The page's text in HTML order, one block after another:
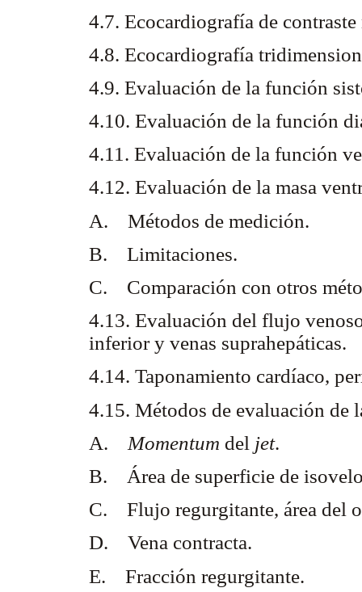
4.7. Ecocardiografía de
4.8. Ecocardiografía
4.9. Evaluación de la función
4.10. Evaluación de la función
4.11. Evaluación de la función
4.12. Evaluación de la masa
A. Métodos de medición.
B. Limitaciones.
C. Comparación con otros
4.13. Evaluación del flujo
inferior y venas suprahepáticas.
4.14. Taponamiento cardíaco,
4.15. Métodos de evaluación de
A. Momentum del jet.
B. Área de superficie de
C. Flujo regurgitante, área del
D. Vena contracta.
E. Fracción regurgitante.